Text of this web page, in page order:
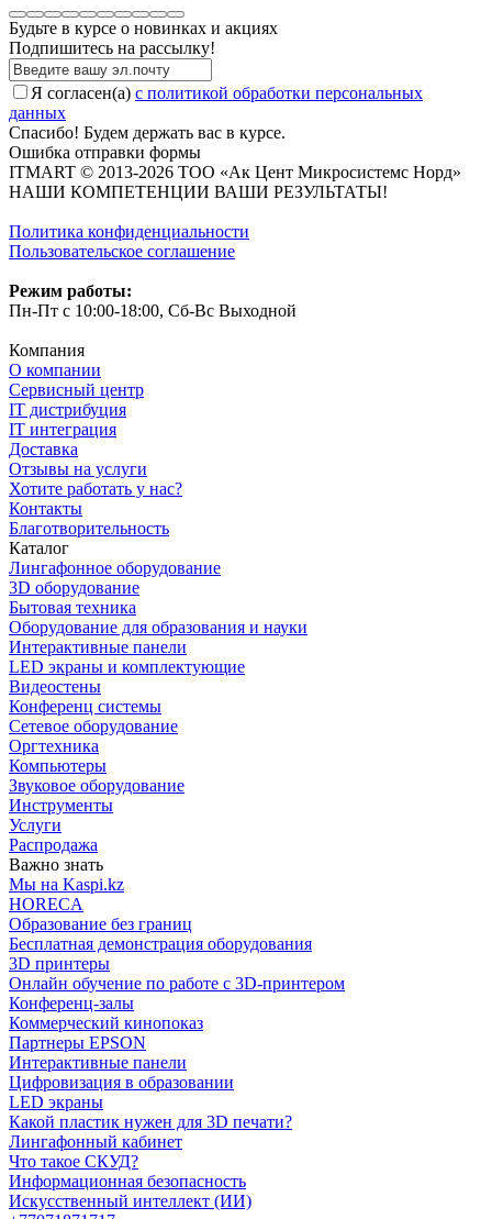
Будьте в курсе о новинках и акциях
Подпишитесь на рассылкy!
Я согласен(a) с политикой обработки персональных
данных
Спасибо! Будем держать вас в курсе.
Ошибка отправки формы
ITMART © 2013-2026 ТОО «Ак Цент Микросистемс Норд»
НАШИ КОМПЕТЕНЦИИ ВАШИ РЕЗУЛЬТАТЫ!
Политика конфиденциальности
Пользовательское соглашение
Режим работы:
Пн-Пт с 10:00-18:00, Сб-Вс Выходной
Компания
О компании
Сервисный центр
IT дистрибуция
IT интеграция
Доставка
Отзывы на услуги
Хотите работать у нас?
Контакты
Благотворительность
Каталог
Лингафонное оборудование
3D оборудование
Бытовая техника
Оборудование для образования и науки
Интерактивные панели
LED экраны и комплектующие
Видеостены
Конференц системы
Сетевое оборудование
Оргтехника
Компьютеры
Звуковое оборудование
Инструменты
Услуги
Распродажа
Важно знать
Мы на Kaspi.kz
HORECA
Образование без границ
Бесплатная демонстрация оборудования
3D принтеры
Онлайн обучение по работе с 3D-принтером
Конференц-залы
Коммерческий кинопоказ
Партнеры EPSON
Интерактивные панели
Цифровизация в образовании
LED экраны
Какой пластик нужен для 3D печати?
Лингафонный кабинет
Что такое СКУД?
Информационная безопасность
Искусственный интеллект (ИИ)